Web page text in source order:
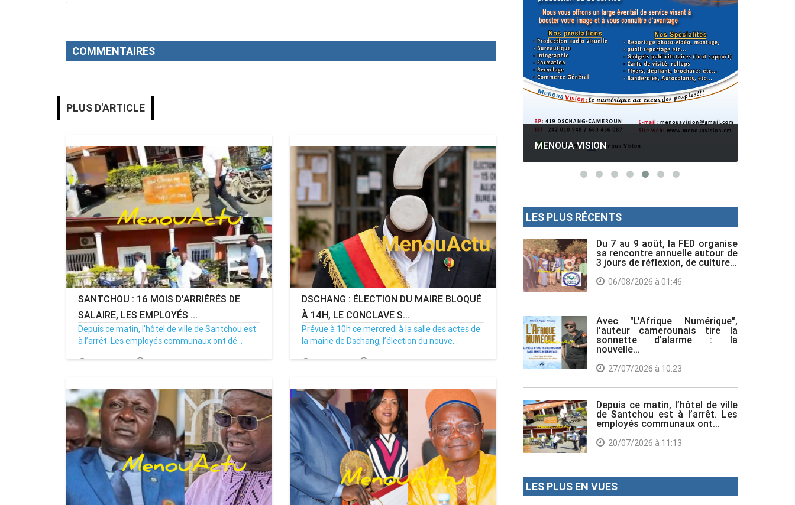
COMMENTAIRES
PLUS D'ARTICLE
SANTCHOU : 16 MOIS D'ARRIÉRÉS DE
SALAIRE, LES EMPLOYÉS ...
Depuis ce matin, l’hôtel de ville de Santchou est
à l’arrêt. Les employés communaux ont dé...
20/07/26 Par MenouActu 0
DSCHANG : ÉLECTION DU MAIRE BLOQUÉ
À 14H, LE CONCLAVE S...
Prévue à 10h ce mercredi à la salle des actes de
la mairie de Dschang, l’élection du nouve...
15/07/26 Par MenouActu 0
MENOUACTU MENOUA VISION
GESPROS formation : La rentrée
académique ce 10 Octobre 2022.
LES PLUS RÉCENTS
Du 7 au 9 août, la FED organise
sa rencontre annuelle autour de
3 jours de réflexion, de culture...
06/08/2026 à 01:46
Avec "L'Afrique Numérique",
l'auteur camerounais tire la
sonnette d'alarme : la
nouvelle...
27/07/2026 à 10:23
Depuis ce matin, l’hôtel de ville
de Santchou est à l’arrêt. Les
employés communaux ont...
20/07/2026 à 11:13
LES PLUS EN VUES